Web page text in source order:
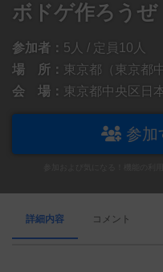
ボドゲ作ろうぜ
参加者： 5人 / 定員10人
場 所： 東京都（東京都
会 場： 東京都中央区日
参加
詳細内容 コメント